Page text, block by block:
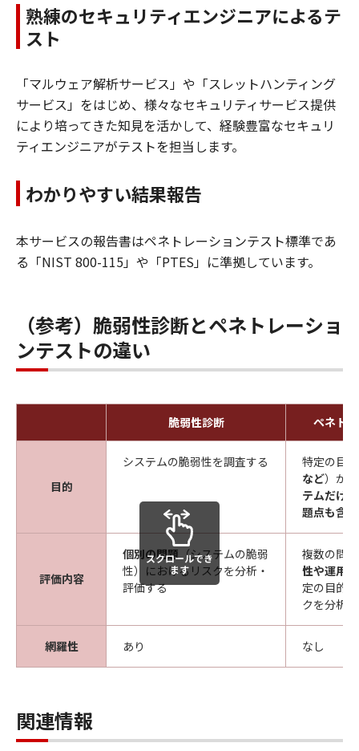
熟練のセキュリティエンジニアによるテ
スト
「マルウェア解析サービス」や「スレットハンティング
サービス」をはじめ、様々なセキュリティサービス提供
により培ってきた知見を活かして、経験豊富なセキュリ
ティエンジニアがテストを担当します。
わかりやすい結果報告
本サービスの報告書はペネトレーションテスト標準であ
る「NIST 800-115」や「PTES」に準拠しています。
（参考）脆弱性診断とペネトレーショ
ンテストの違い
脆弱性診断 ペネト
目的
システムの脆弱性を調査する
特定の目
など）が
テムだけ
題点も含
評価内容
個別の問題 （システムの脆弱
性）におけるリスクを分析・
評価する
複数の問
性や運用
定の目的
クを分析
網羅性 あり なし
スクロールでき
ます
関連情報